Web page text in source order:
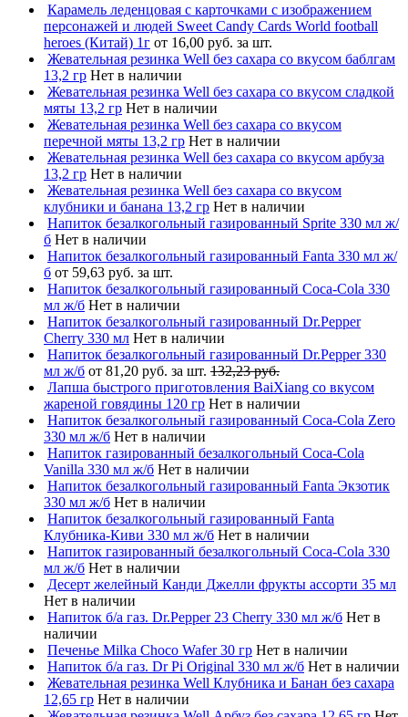
Карамель леденцовая с карточками с изображением
персонажей и людей Sweet Candy Cards World football
heroes (Китай) 1г от 16,00 руб. за шт.
Жевательная резинка Well без сахара со вкусом баблгам
13,2 гр Нет в наличии
Жевательная резинка Well без сахара со вкусом сладкой
мяты 13,2 гр Нет в наличии
Жевательная резинка Well без сахара со вкусом
перечной мяты 13,2 гр Нет в наличии
Жевательная резинка Well без сахара со вкусом арбуза
13,2 гр Нет в наличии
Жевательная резинка Well без сахара со вкусом
клубники и банана 13,2 гр Нет в наличии
Напиток безалкогольный газированный Sprite 330 мл ж/
б Нет в наличии
Напиток безалкогольный газированный Fanta 330 мл ж/
б от 59,63 руб. за шт.
Напиток безалкогольный газированный Coca-Cola 330
мл ж/б Нет в наличии
Напиток безалкогольный газированный Dr.Pepper
Cherry 330 мл Нет в наличии
Напиток безалкогольный газированный Dr.Pepper 330
мл ж/б от 81,20 руб. за шт. 132,23 руб.
Лапша быстрого приготовления BaiXiang со вкусом
жареной говядины 120 гр Нет в наличии
Напиток безалкогольный газированный Coca-Cola Zero
330 мл ж/б Нет в наличии
Напиток газированный безалкогольный Coca-Cola
Vanilla 330 мл ж/б Нет в наличии
Напиток безалкогольный газированный Fanta Экзотик
330 мл ж/б Нет в наличии
Напиток безалкогольный газированный Fanta
Клубника-Киви 330 мл ж/б Нет в наличии
Напиток газированный безалкогольный Coca-Cola 330
мл ж/б Нет в наличии
Десерт желейный Канди Джелли фрукты ассорти 35 мл
Нет в наличии
Напиток б/а газ. Dr.Pepper 23 Cherry 330 мл ж/б Нет в
наличии
Печенье Milka Choco Wafer 30 гр Нет в наличии
Напиток б/а газ. Dr Pi Original 330 мл ж/б Нет в наличии
Жевательная резинка Well Клубника и Банан без сахара
12,65 гр Нет в наличии